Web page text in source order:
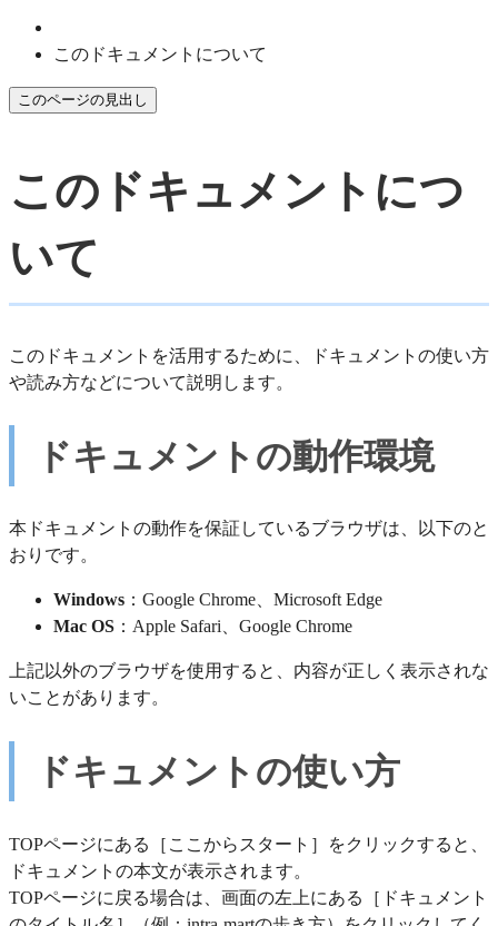
このドキュメントについて
このページの見出し
このドキュメントにつ
いて
このドキュメントを活用するために、ドキュメントの使い方
や読み方などについて説明します。
ドキュメントの動作環境
本ドキュメントの動作を保証しているブラウザは、以下のと
おりです。
Windows ：Google Chrome、Microsoft Edge
Mac OS ：Apple Safari、Google Chrome
上記以外のブラウザを使用すると、内容が正しく表示されな
いことがあります。
ドキュメントの使い方
TOPページにある［ここからスタート］をクリックすると、
ドキュメントの本文が表示されます。
TOPページに戻る場合は、画面の左上にある［ドキュメント